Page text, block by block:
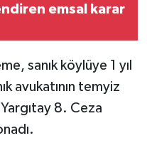
emsal karar
sanık köylüye 1 yıl
avukatının temyiz
8. Ceza